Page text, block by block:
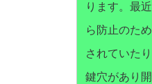
ります。最
ら防止のた
されていた
鍵穴があり